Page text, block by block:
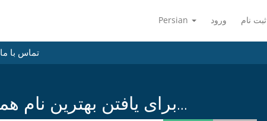
Persian ورود ثبت نام
تماس با ما
برای یافتن بهترین نام همینک جستجو کنید...